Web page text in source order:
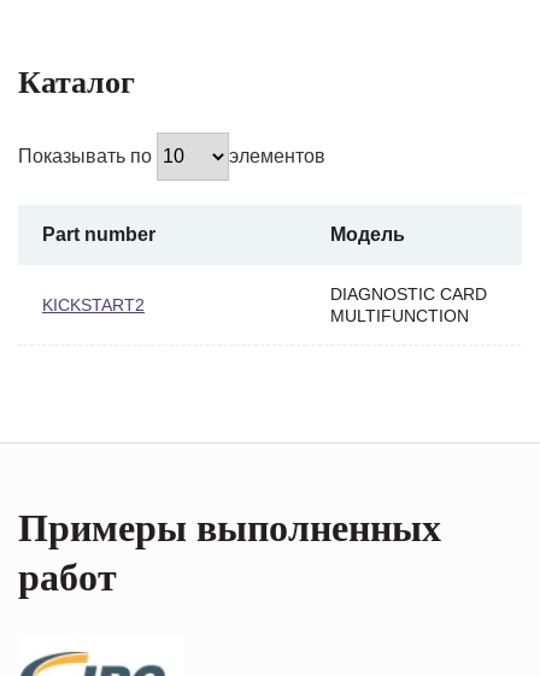
Каталог
Показывать по элементов
Part number Модель
KICKSTART2
DIAGNOSTIC CARD
MULTIFUNCTION
Примеры выполненных
работ